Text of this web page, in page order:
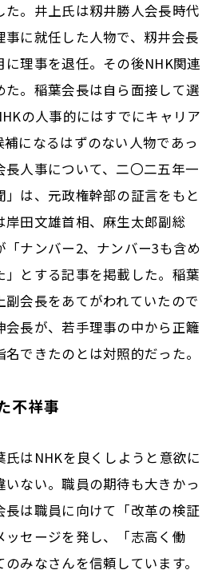
。井上氏は籾井勝人会長時代
に就任した人物で、籾井会長
に理事を退任。その後NHK関連
。稲葉会長は自ら面接して選
の人事的にはすでにキャリア
になるはずのない人物であっ
人事について、二〇二五年一
は、元政権幹部の証言をもと
岸田文雄首相、麻生太郎副総
ナンバー2、ナンバー3も含め
とする記事を掲載した。稲葉
会長をあてがわれていたので
長が、若手理事の中から正籬
できたのとは対照的だった。
不祥事
はNHKを良くしようと意欲に
ない。職員の期待も大きかっ
は職員に向けて「改革の検証
ッセージを発し、「志高く働
みなさんを信頼しています。